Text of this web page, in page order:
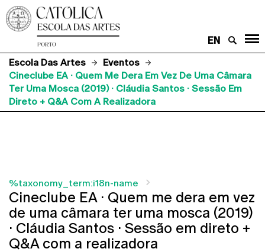
EN
Escola Das Artes
Eventos
Cineclube EA · Quem Me Dera Em Vez De Uma Câmara
Ter Uma Mosca (2019) · Cláudia Santos · Sessão Em
Direto + Q&A Com A Realizadora
%taxonomy_term:i18n-name
Cineclube EA · Quem me dera em vez
de uma câmara ter uma mosca (2019)
· Cláudia Santos · Sessão em direto +
Q&A com a realizadora